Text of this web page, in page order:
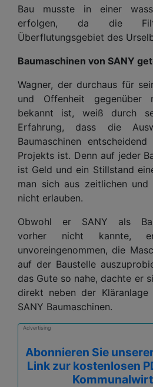
Bau musste in einer
erfolgen, da die
Überflutungsgebiet des
Baumaschinen von SANY
Wagner, der durchaus für
und Offenheit gegenüber
bekannt ist, weiß durch
Erfahrung, dass die
Baumaschinen
Projekts ist. Denn auf jeder
ist Geld und ein Stillstand
man sich aus zeitlichen und
nicht erlauben.
Obwohl er SANY als
vorher nicht kannte,
unvoreingenommen, die
auf der Baustelle
das Gute so nahe, dachte er
direkt neben der
SANY Baumaschinen.
Advertising
Abonnieren Sie
Link zur kostenlosen